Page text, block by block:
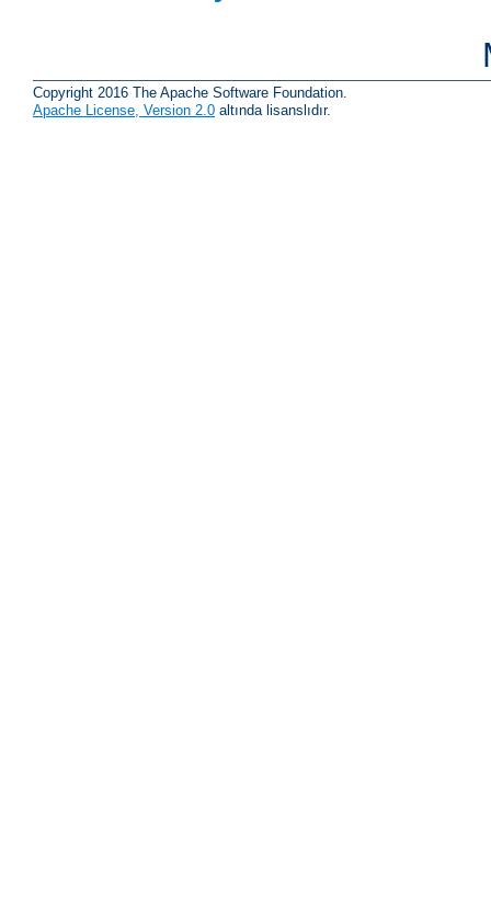
Copyright 2016 The Apache Software Foundation.
Apache License, Version 2.0 altında lisanslıdır.